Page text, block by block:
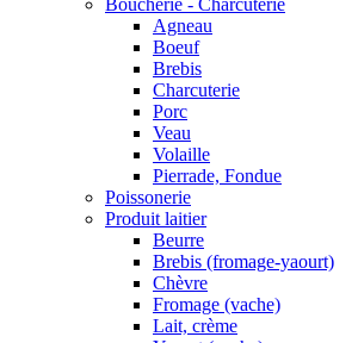
Boucherie - Charcuterie
Agneau
Boeuf
Brebis
Charcuterie
Porc
Veau
Volaille
Pierrade, Fondue
Poissonerie
Produit laitier
Beurre
Brebis (fromage-yaourt)
Chèvre
Fromage (vache)
Lait, crème